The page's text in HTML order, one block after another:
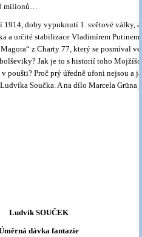
milionů…
1914, doby vypuknutí 1. světové války,
a určité stabilizace Vladimírem
z Charty 77, který se posmíval
Jak je to s historií toho
poušti? Proč prý úředně ufoni nejsou a
Součka. A na dílo Marcela Grüna
Ludvík SOUČEK
dávka fantazie